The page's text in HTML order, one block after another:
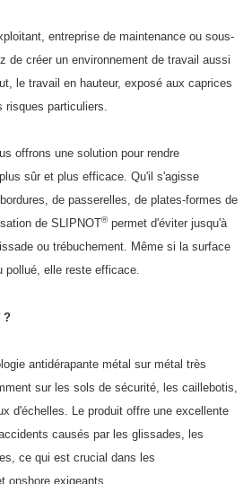
entreprise de maintenance ou sous-
de créer un environnement de travail aussi
le travail en hauteur, exposé aux caprices
particuliers.
offrons une solution pour rendre
sûr et plus efficace. Qu'il s'agisse
de passerelles, de plates-formes de
de SLIPNOT®permet d'éviter jusqu'à
ou trébuchement. Même si la surface
pollué, elle reste efficace.
?
antidérapante métal sur métal très
sur les sols de sécurité, les caillebotis,
d'échelles. Le produit offre une excellente
causés par les glissades, les
ce qui est crucial dans les
onshore exigeants.